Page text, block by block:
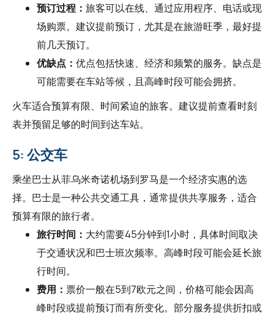
预订过程： 旅客可以在线、通过应用程序、电话或现
场购票。建议提前预订，尤其是在旅游旺季，最好提
前几天预订。
优缺点： 优点包括快速、经济和频繁的服务。缺点是
可能需要在车站等候，且高峰时段可能会拥挤。
火车适合预算有限、时间紧迫的旅客。建议提前查看时刻
表并预留足够的时间到达车站。
5: 公交车
乘坐巴士从菲乌米奇诺机场到罗马是一个经济实惠的选
择。巴士是一种公共交通工具，通常提供共享服务，适合
预算有限的旅行者。
旅行时间： 大约需要45分钟到1小时，具体时间取决
于交通状况和巴士班次频率。高峰时段可能会延长旅
行时间。
费用： 票价一般在5到7欧元之间，价格可能会因高
峰时段或提前预订而有所变化。部分服务提供折扣或